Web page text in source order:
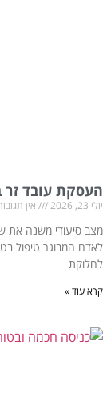
העסקת עובד זר
יולי 23, 2026 אין
מצב סיעודי משנה את
לאדם המבוגר טיפול
לחלוקת
קרא עוד »